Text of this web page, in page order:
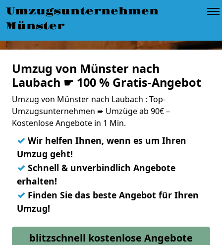
Umzugsunternehmen
Münster
Umzug von Münster nach
Laubach ☛ 100 % Gratis-Angebot
Umzug von Münster nach Laubach : Top-
Umzugsunternehmen ➨ Umzüge ab 90€ –
Kostenlose Angebote in 1 Min.
✓ Wir helfen Ihnen, wenn es um Ihren
Umzug geht!
✓ Schnell & unverbindlich Angebote
erhalten!
✓ Finden Sie das beste Angebot für Ihren
Umzug!
blitzschnell kostenlose Angebote